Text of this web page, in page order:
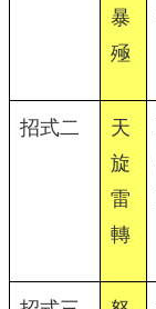
暴
殛
招式二
天
旋
雷
轉